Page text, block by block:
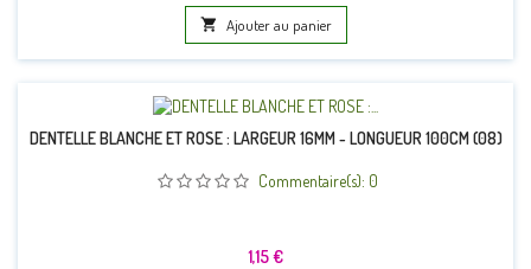
 Ajouter au panier
DENTELLE BLANCHE ET ROSE : LARGEUR 16MM - LONGUEUR 100CM (08)
Commentaire(s): 0
Prix
1,15 €